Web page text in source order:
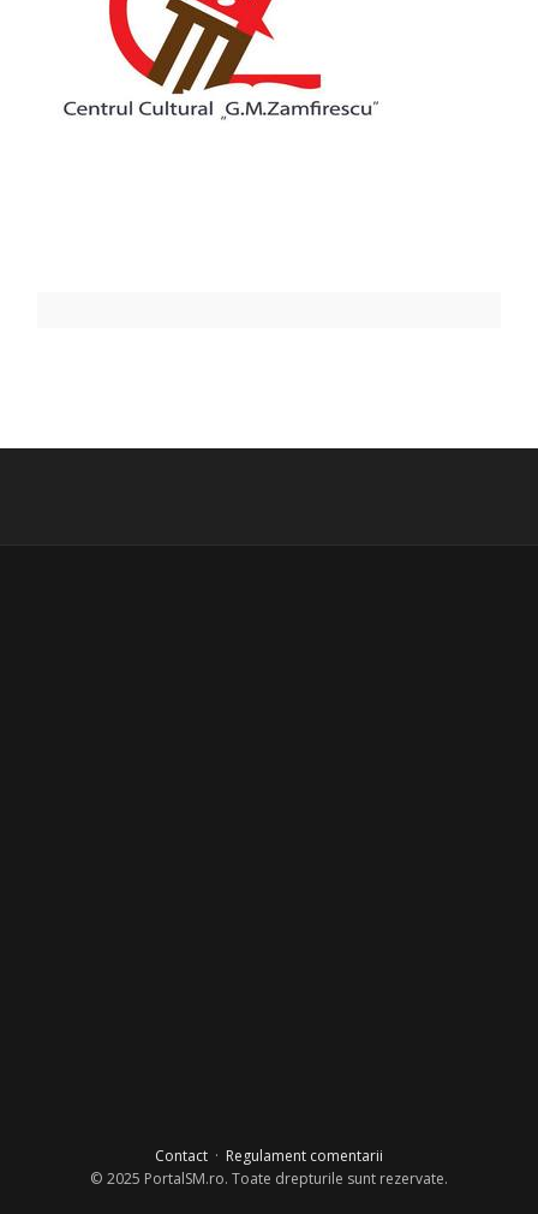
Contact· Regulament comentarii
© 2025 PortalSM.ro. Toate drepturile sunt rezervate.